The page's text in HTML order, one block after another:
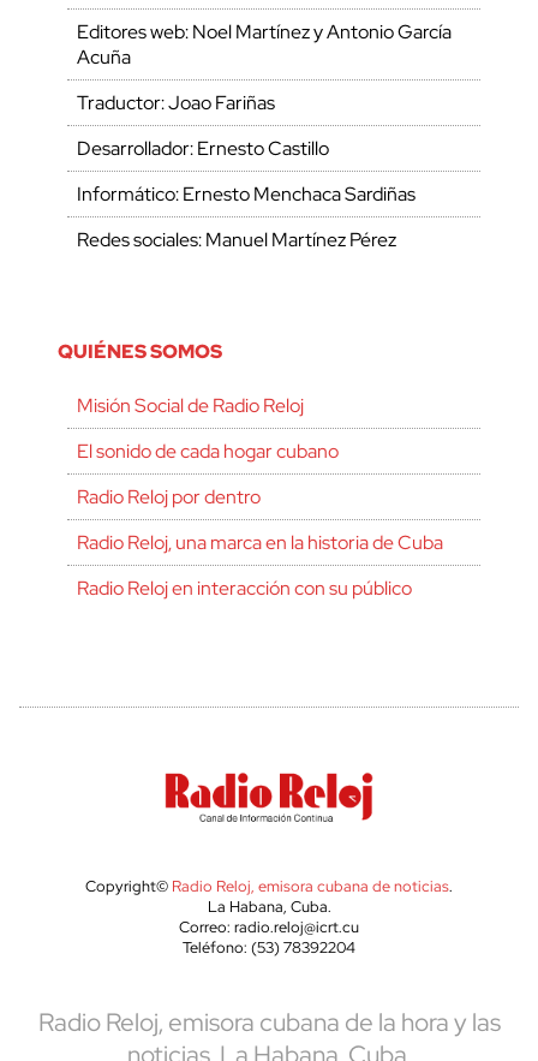
Editores web: Noel Martínez y Antonio García
Acuña
Traductor: Joao Fariñas
Desarrollador: Ernesto Castillo
Informático: Ernesto Menchaca Sardiñas
Redes sociales: Manuel Martínez Pérez
QUIÉNES SOMOS
Misión Social de Radio Reloj
El sonido de cada hogar cubano
Radio Reloj por dentro
Radio Reloj, una marca en la historia de Cuba
Radio Reloj en interacción con su público
Copyright© Radio Reloj, emisora cubana de noticias.
La Habana, Cuba.
Correo: radio.reloj@icrt.cu
Teléfono: (53) 78392204
Radio Reloj, emisora cubana de la hora y las
noticias. La Habana, Cuba.